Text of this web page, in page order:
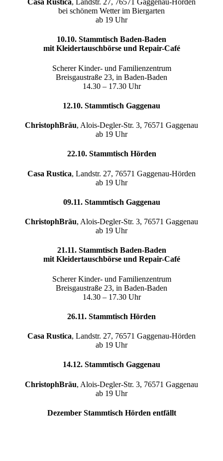
Casa Rustica, Landstr. 27, 76571 Gaggenau-Hörden
bei schönem Wetter im Biergarten
ab 19 Uhr
10.10. Stammtisch Baden-Baden
mit Kleidertauschbörse und Repair-Café
Scherer Kinder- und Familienzentrum
Breisgaustraße 23, in Baden-Baden
14.30 – 17.30 Uhr
12.10. Stammtisch Gaggenau
ChristophBräu, Alois-Degler-Str. 3, 76571 Gaggenau
ab 19 Uhr
22.10. Stammtisch Hörden
Casa Rustica, Landstr. 27, 76571 Gaggenau-Hörden
ab 19 Uhr
09.11. Stammtisch Gaggenau
ChristophBräu, Alois-Degler-Str. 3, 76571 Gaggenau
ab 19 Uhr
21.11. Stammtisch Baden-Baden
mit Kleidertauschbörse und Repair-Café
Scherer Kinder- und Familienzentrum
Breisgaustraße 23, in Baden-Baden
14.30 – 17.30 Uhr
26.11. Stammtisch Hörden
Casa Rustica, Landstr. 27, 76571 Gaggenau-Hörden
ab 19 Uhr
14.12. Stammtisch Gaggenau
ChristophBräu, Alois-Degler-Str. 3, 76571 Gaggenau
ab 19 Uhr
Dezember Stammtisch Hörden entfällt